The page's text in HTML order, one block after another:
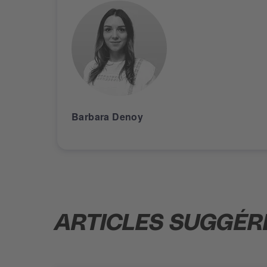
Barbara Denoy
ARTICLES